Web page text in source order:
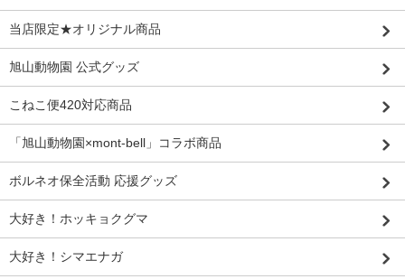
当店限定★オリジナル商品
旭山動物園 公式グッズ
こねこ便420対応商品
「旭山動物園×mont-bell」コラボ商品
ボルネオ保全活動 応援グッズ
大好き！ホッキョクグマ
大好き！シマエナガ